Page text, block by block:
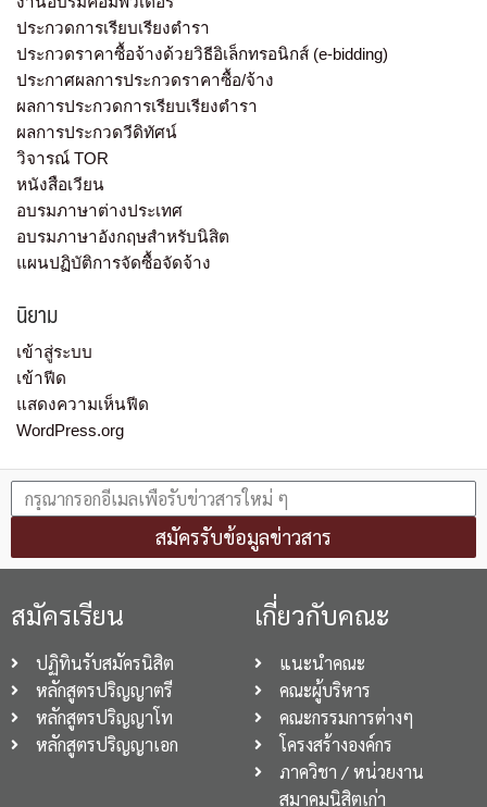
ประกวดการเรียบเรียงตำรา
ประกวดราคาซื้อจ้างด้วยวิธีอิเล็กทรอนิกส์ (e-bidding)
ประกาศผลการประกวดราคาซื้อ/จ้าง
ผลการประกวดการเรียบเรียงตำรา
ผลการประกวดวีดิทัศน์
วิจารณ์ TOR
หนังสือเวียน
อบรมภาษาต่างประเทศ
อบรมภาษาอังกฤษสำหรับนิสิต
แผนปฏิบัติการจัดซื้อจัดจ้าง
นิยาม
เข้าสู่ระบบ
เข้าฟีด
แสดงความเห็นฟีด
WordPress.org
สมัครรับข้อมูลข่าวสาร
สมัครเรียน
ปฏิทินรับสมัครนิสิต
หลักสูตรปริญญาตรี
หลักสูตรปริญญาโท
หลักสูตรปริญญาเอก
เกี่ยวกับคณะ
แนะนำคณะ
คณะผู้บริหาร
คณะกรรมการต่างๆ
โครงสร้างองค์กร
ภาควิชา / หน่วยงาน
สมาคมนิสิตเก่า